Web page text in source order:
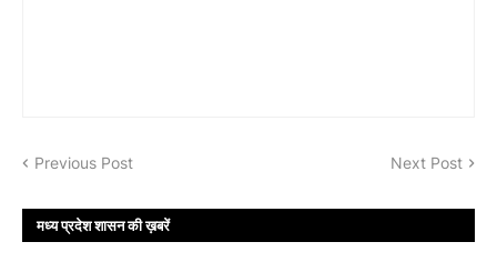
Previous Post Next Post
मध्य प्रदेश शासन की ख़बरें